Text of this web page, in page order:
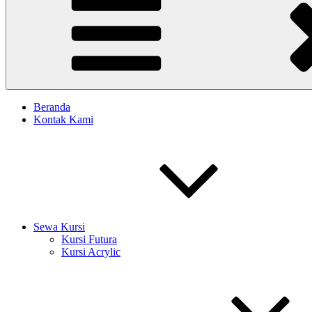
Beranda
Kontak Kami
Sewa Kursi
Kursi Futura
Kursi Acrylic